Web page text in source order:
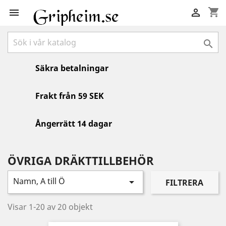
 shopping_cart


Säkra betalningar
Frakt från 59 SEK
Ångerrätt 14 dagar
ÖVRIGA DRÄKTTILLBEHÖR
Namn, A till Ö  FILTRERA
Visar 1-20 av 20 objekt